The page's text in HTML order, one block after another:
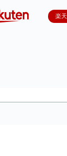
楽